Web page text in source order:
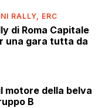
RALLY, ERC
di Roma Capitale
una gara tutta da
motore della belva
B